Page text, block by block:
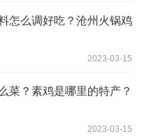
怎么调好吃？沧州火锅鸡
2023-03-15
菜？素鸡是哪里的特产？
2023-03-15